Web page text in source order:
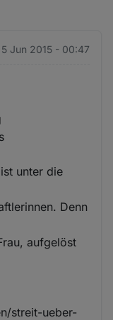
5 Jun 2015 - 00:47
unter die
Denn
aufgelöst
streit-ueber-